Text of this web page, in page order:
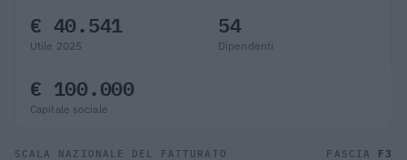
€ 40.541
Utile 2025
54
Dipendenti
€ 100.000
Capitale sociale
SCALA NAZIONALE DEL FATTURATO FASCIA F3